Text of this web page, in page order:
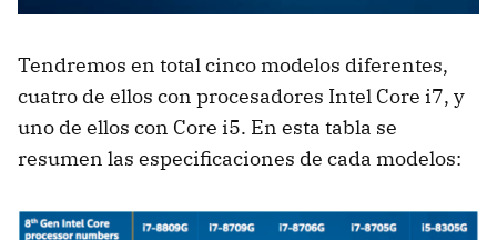
Tendremos en total cinco modelos diferentes,
cuatro de ellos con procesadores Intel Core i7, y
uno de ellos con Core i5. En esta tabla se
resumen las especificaciones de cada modelos: